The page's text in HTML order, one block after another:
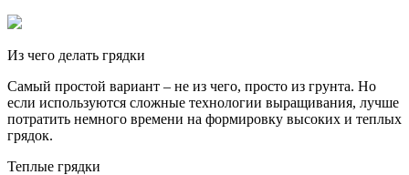
Из чего делать грядки
Самый простой вариант – не из чего, просто из грунта. Но
если используются сложные технологии выращивания, лучше
потратить немного времени на формировку высоких и теплых
грядок.
Теплые грядки